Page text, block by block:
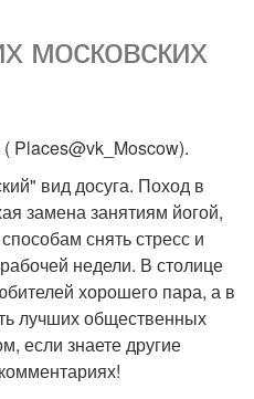
московских
Places@vk_Moscow).
вид досуга. Поход в
замена занятиям йогой,
снять стресс и
недели. В столице
хорошего пара, а в
лучших общественных
если знаете другие